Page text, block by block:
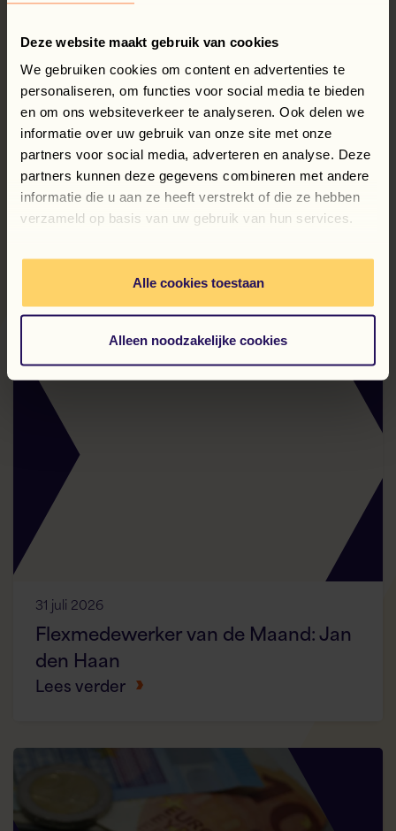
Deze website maakt gebruik van cookies
We gebruiken cookies om content en advertenties te
personaliseren, om functies voor social media te bieden
en om ons websiteverkeer te analyseren. Ook delen we
informatie over uw gebruik van onze site met onze
partners voor social media, adverteren en analyse. Deze
partners kunnen deze gegevens combineren met andere
informatie die u aan ze heeft verstrekt of die ze hebben
verzameld op basis van uw gebruik van hun services.
Alle cookies toestaan
Alleen noodzakelijke cookies
6 augustus 2026
Groei & Ontwikkeling: Florin
Mihalache
Lees verder
31 juli 2026
Flexmedewerker van de Maand: Jan
den Haan
Lees verder